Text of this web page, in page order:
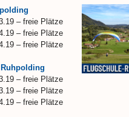
– freie Plätze
– freie Plätze
– freie Plätze
– freie Plätze
– freie Plätze
– freie Plätze